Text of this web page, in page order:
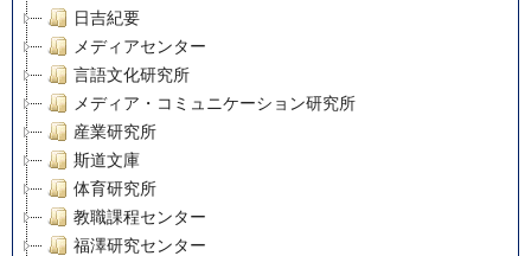
日吉紀要
メディアセンター
言語文化研究所
メディア・コミュニケーション研究所
産業研究所
斯道文庫
体育研究所
教職課程センター
福澤研究センター